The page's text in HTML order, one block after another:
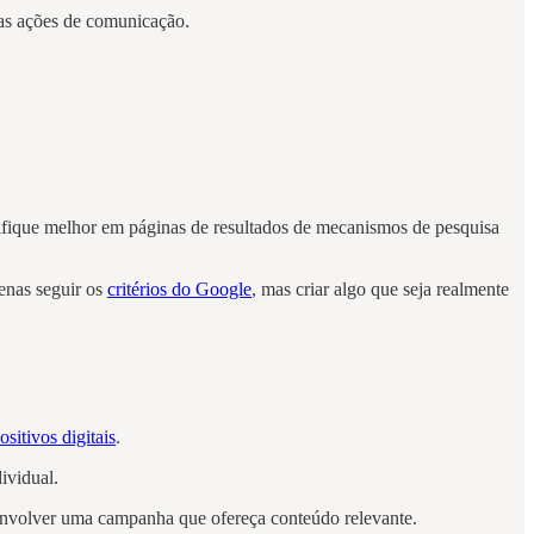
ações de comunicação.
melhor em páginas de resultados de mecanismos de pesquisa
seguir os critérios do Google, mas criar algo que seja realmente
digitais.
uma campanha que ofereça conteúdo relevante.